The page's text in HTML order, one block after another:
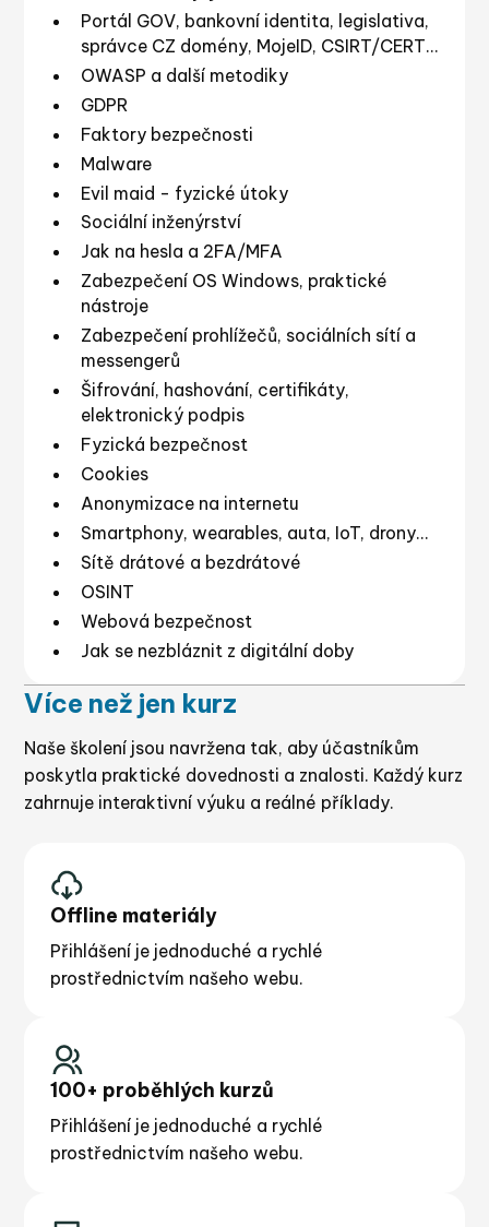
sociálních sítí nebo i marketér, novinář,
investigativec? Toto školení Vás nadchne
svým záběrem a zároveň srozumitelností!
Pokud hledáte něco méně komplexního,
bezpečnost pro uživatele
naopak jít více do hloubky a chcete mít
prostor na složitější dotazy a ukázky, bude pro
Vás ideálníkybernetická bezpečnost pro
profesionály. Kurzy je možné tematicky
přizpůsobit Vašim konkrétním požadavkům,
uspořádat je online či ve Vašich prostorách.
Neváhejte se zeptat!
Portál GOV, bankovní identita, legislativa,
správce CZ domény, MojeID, CSIRT/CERT…
OWASP a další metodiky
GDPR
Faktory bezpečnosti
Malware
Evil maid - fyzické útoky
Sociální inženýrství
Jak na hesla a 2FA/MFA
Zabezpečení OS Windows, praktické
nástroje
Zabezpečení prohlížečů, sociálních sítí a
messengerů
Šifrování, hashování, certifikáty,
elektronický podpis
Fyzická bezpečnost
Cookies
Anonymizace na internetu
Smartphony, wearables, auta, IoT, drony…
Sítě drátové a bezdrátové
OSINT
Webová bezpečnost
Jak se nezbláznit z digitální doby
Více než jen kurz
Naše školení jsou navržena tak, aby účastníkům
poskytla praktické dovednosti a znalosti. Každý kurz
zahrnuje interaktivní výuku a reálné příklady.
Offline materiály
Přihlášení je jednoduché a rychlé
prostřednictvím našeho webu.
100+ proběhlých kurzů
Přihlášení je jednoduché a rychlé
prostřednictvím našeho webu.